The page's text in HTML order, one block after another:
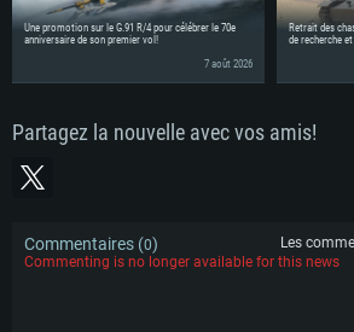
Une promotion sur le G.91 R/4 pour célébrer le 70e
anniversaire de son premier vol!
7 août 2026
Retrait des
de recherche
Partagez la nouvelle avec vos amis!
Commentaires (0)
Les
Commenting is no longer available for this news